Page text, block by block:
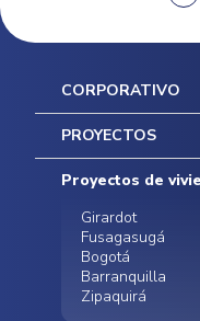
CORPORATIVO
Inicio
Mapa del sitio
Postventas
Contratación Directa
Noticias
PROYECTOS
Proyectos de
Girardot
Fusagasugá
Bogotá
Barranquilla
Zipaquirá